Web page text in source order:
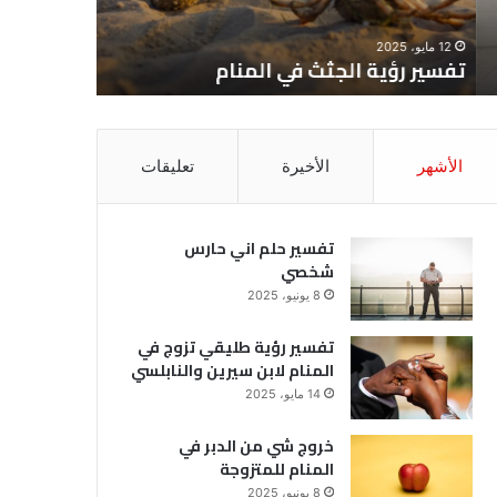
12 مايو، 2025
تفسير رؤية الجثث في المنام
الأشهر الأخيرة تعليقات
تفسير حلم اني حارس
شخصي
8 يونيو، 2025
تفسير رؤية طليقي تزوج في
المنام لابن سيرين والنابلسي
14 مايو، 2025
خروج شي من الدبر في
المنام للمتزوجة
8 يونيو، 2025